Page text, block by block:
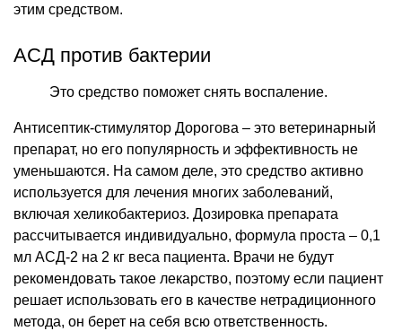
этим средством.
АСД против бактерии
Это средство поможет снять воспаление.
Антисептик-стимулятор Дорогова – это ветеринарный
препарат, но его популярность и эффективность не
уменьшаются. На самом деле, это средство активно
используется для лечения многих заболеваний,
включая хеликобактериоз. Дозировка препарата
рассчитывается индивидуально, формула проста – 0,1
мл АСД-2 на 2 кг веса пациента. Врачи не будут
рекомендовать такое лекарство, поэтому если пациент
решает использовать его в качестве нетрадиционного
метода, он берет на себя всю ответственность.